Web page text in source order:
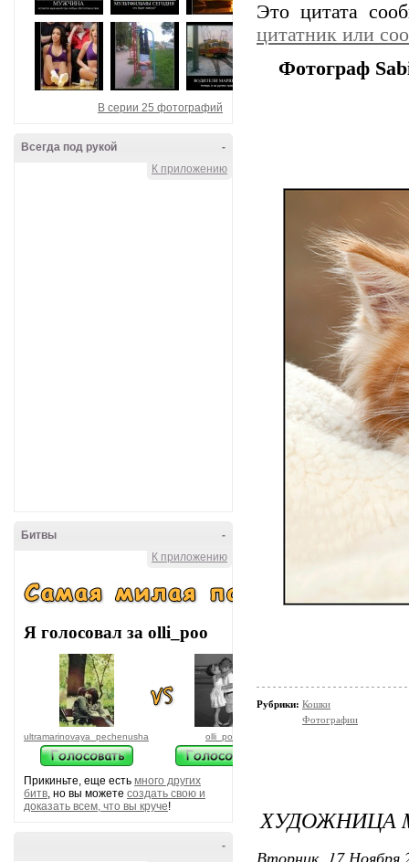
В серии 25 фотографий
-
Всегда под рукой
К приложению
-
Битвы
К приложению
Я голосовал за olli_poo
ultramarinovaya_pechenusha olli_poo
Прикиньте, еще есть много других
битв, но вы можете создать свою и
доказать всем, что вы круче!
-
Это цитата
цитатник или
Фотограф
Рубрики: Кошки
Фотографии
ХУДОЖНИЦА
Вторник, 17 Ноября